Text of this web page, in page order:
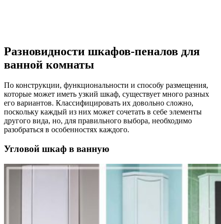
Разновидности шкафов-пеналов для
ванной комнаты
По конструкции, функциональности и способу размещения,
которые может иметь узкий шкаф, существует много разных
его вариантов. Классифицировать их довольно сложно,
поскольку каждый из них может сочетать в себе элементы
другого вида, но, для правильного выбора, необходимо
разобраться в особенностях каждого.
Угловой шкаф в ванную